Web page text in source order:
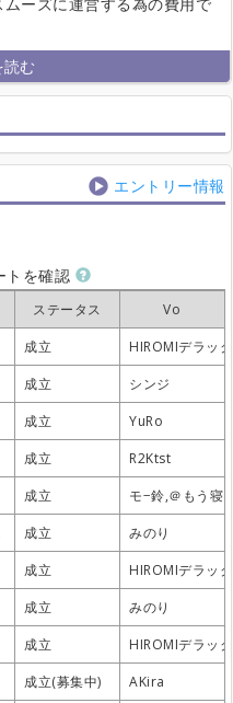
エントリー情報
トを確認
ステータス
Vo
成立
HIROMIデラッ
成立
シンジ
成立
YuRo
成立
R2Ktst
成立
モ−鈴,＠もう寝
成立
みのり
成立
HIROMIデラッ
成立
みのり
成立
HIROMIデラッ
成立(募集中) AKira
ステータス
Vo
成立
HIROMIデラッ
成立
シンジ
成立
YuRo
成立
R2Ktst
成立
モ−鈴,＠もう寝
成立
みのり
成立
HIROMIデラッ
成立
みのり
成立
HIROMIデラッ
成立(募集中) AKira
ステータス
Vo
成立
HIROMIデラッ
成立
シンジ
成立
YuRo
成立
R2Ktst
成立
モ−鈴,＠もう寝
成立
みのり
成立
HIROMIデラッ
成立
みのり
成立
HIROMIデラッ
成立(募集中) AKira
ステータス
Vo
成立
HIROMIデラッ
成立
シンジ
成立
YuRo
成立
R2Ktst
成立
モ−鈴,＠もう寝
成立
みのり
成立
HIROMIデラッ
成立
みのり
成立
HIROMIデラッ
成立(募集中) AKira